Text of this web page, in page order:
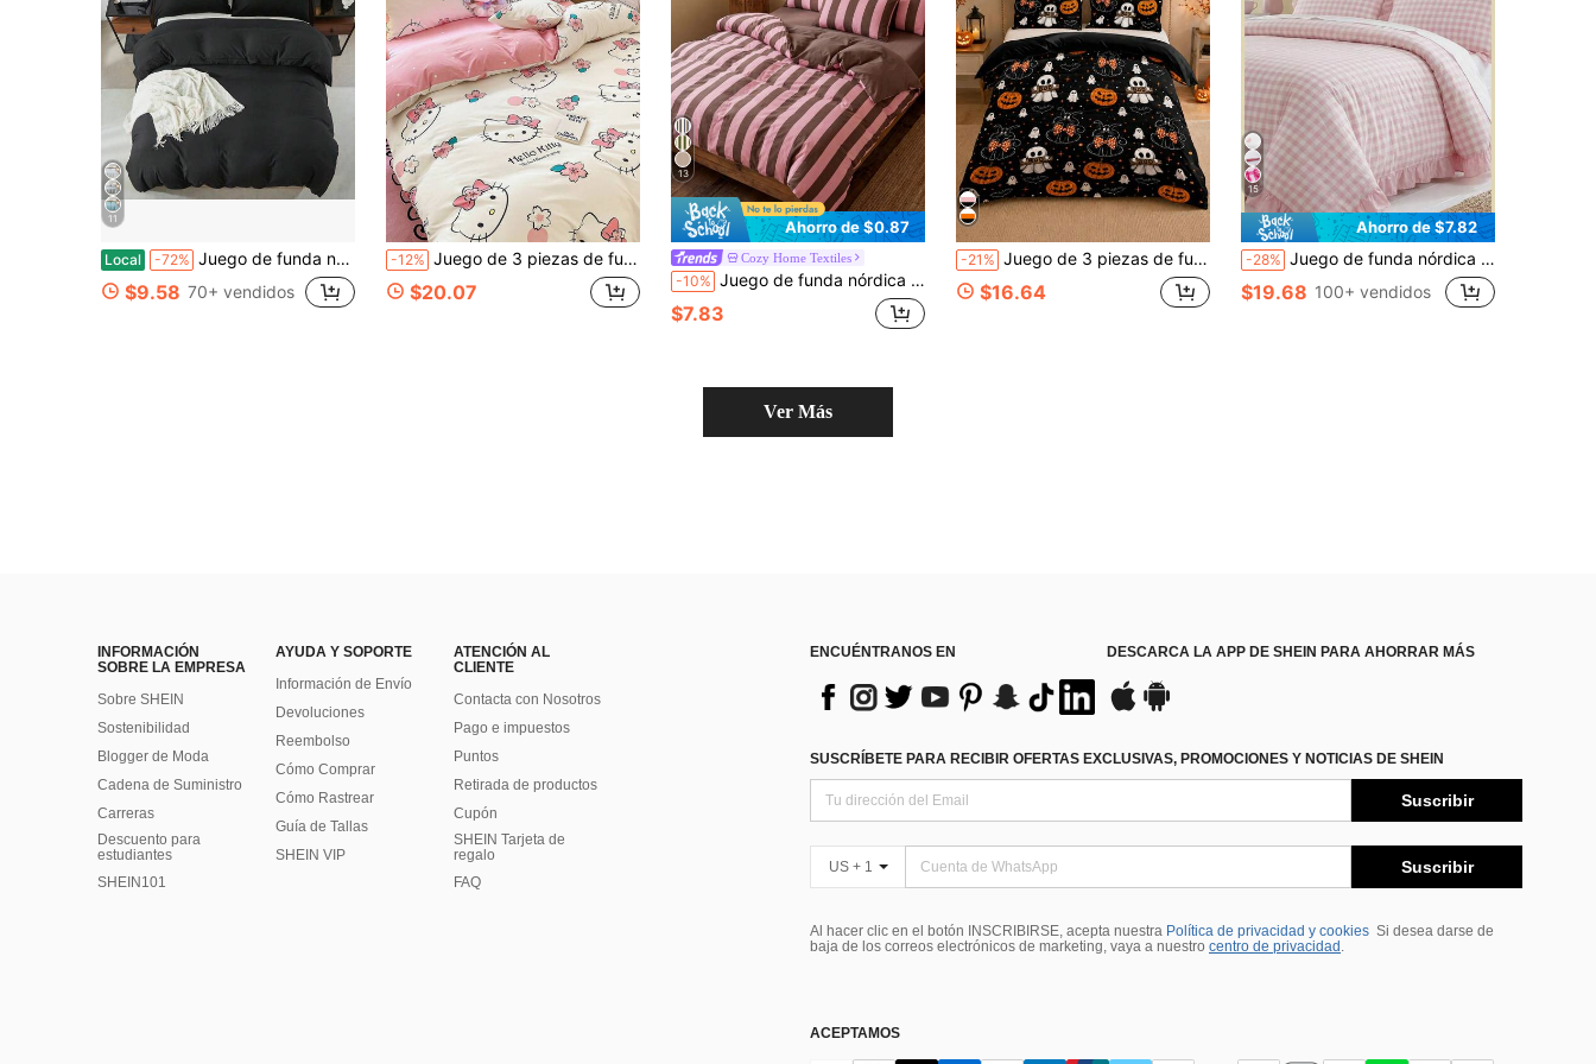
11
Local -72% Juego de funda nórdica minimalista de 2 o 3 piezas (1 funda nórdica + 1/2 funda de almohada), lavable a máquina, resistente, de verano, 100 % poliéster, ligero, transpirable, para todas las estaciones, ideal como decoración de habitación, regalo navideño.
$9.58 70+ vendidos
-12% Juego de 3 piezas de funda nórdica Sanrio Hello Kitty (1 funda nórdica + 2 fundas de almohada, sin relleno) Juego de sábanas de cama con diseño de dibujos animados lindo, tamaño completo, suave y cómodo, adecuado para estudiantes de dormitorio, ropa de cama para dormitorio del hogar, uso en habitación de invitados, todas las estaciones, con cierre de cremallera y fundas de almohada, multicolor, suave y duradero, ropa de cama extra grande, juego de funda nórdica extra grande
$20.07
13
Ahorro de $0.87
Cozy Home Textiles
-10% Juego de funda nórdica con patrón de rayas diagonales 2/3 piezas, juego de funda de edredón, juego de ropa de cama, acogedor y transpirable, ligero, anti-pilling/lavable a máquina, decoración de habitación, decoración de dormitorio, ropa de cama para dormitorio, para todas las estaciones&verano, otoño, se adapta a camas individuales/dobles/queen/king
$7.83
-21% Juego de 3 piezas de funda nórdica con estampado de fantasma, calabaza y gato negro de Halloween (1 funda nórdica + 2 fundas de almohada, sin relleno), tela suave y transpirable, lavable a máquina, apto para todas las estaciones, decoración de dormitorio y habitación de invitados
$16.64
15
Ahorro de $7.82
-28% Juego de funda nórdica con estampado digital de cuadros frescos y borde con volantes rosa de 2 piezas/3 piezas (incluye 1 funda nórdica y 2 fundas de almohada, sin relleno), ligero y transpirable, suave y cómodo, diseño multiusos bonito de estilo moderno y elegante, hecho de tela de poliéster cómoda y amigable con la piel para uso diario
$19.68 100+ vendidos
Ver Más
INFORMACIÓN
SOBRE LA EMPRESA
Sobre SHEIN
Sostenibilidad
Blogger de Moda
Cadena de Suministro
Carreras
Descuento para
estudiantes
SHEIN101
AYUDA Y SOPORTE
Información de Envío
Devoluciones
Reembolso
Cómo Comprar
Cómo Rastrear
Guía de Tallas
SHEIN VIP
ATENCIÓN AL
CLIENTE
Contacta con Nosotros
Pago e impuestos
Puntos
Retirada de productos
Cupón
SHEIN Tarjeta de
regalo
FAQ
ENCUÉNTRANOS EN DESCARCA LA APP DE SHEIN PARA AHORRAR MÁS
SUSCRÍBETE PARA RECIBIR OFERTAS EXCLUSIVAS, PROMOCIONES Y NOTICIAS DE SHEIN
Suscribir
US + 1 Suscribir
Al hacer clic en el botón INSCRIBIRSE, acepta nuestra Política de privacidad y cookies Si desea darse de
baja de los correos electrónicos de marketing, vaya a nuestro centro de privacidad .
ACEPTAMOS